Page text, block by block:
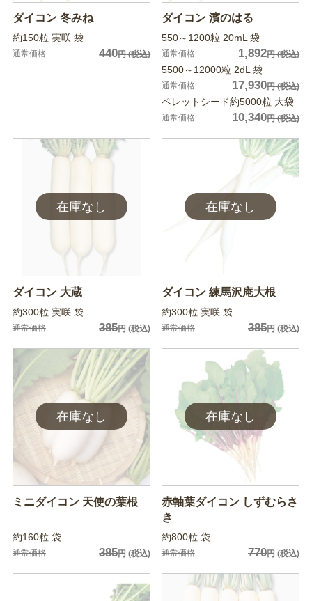
ダイコン 冬みね
約150粒 実咲 袋
通常価格 440円(税込)
ダイコン 濱のはる
550～1200粒 20mL 袋
通常価格 1,892円(税込)
5500～12000粒 2dL 袋
通常価格 17,930円(税込)
ペレットシード約5000粒 大袋
通常価格 10,340円(税込)
ダイコン 大蔵
約300粒 実咲 袋
通常価格 385円(税込)
ダイコン 練馬沢庵大根
約300粒 実咲 袋
通常価格 385円(税込)
ミニダイコン 天使の葉根
約160粒 袋
通常価格 385円(税込)
赤軸葉ダイコン しずむらさ
き
約800粒 袋
通常価格 770円(税込)